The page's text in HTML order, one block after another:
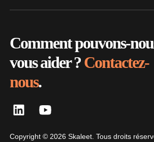
Comment pouvons-
vous aider ?Contactez-
nous.
Copyright © 2026 Skaleet. Tous droits